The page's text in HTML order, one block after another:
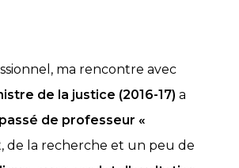
ma rencontre avec
de la justice (2016-17)a
de professeur «
de la recherche et un peu de